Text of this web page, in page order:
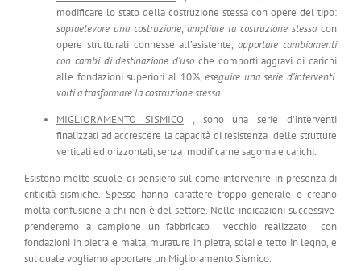
modificare lo stato della costruzione stessa con opere del tipo:
sopraelevare una costruzione, ampliare la costruzione stessa con
opere strutturali connesse all’esistente,apportare cambiamenti
con cambi di destinazione d’uso che comporti aggravi di carichi
alle fondazioni superiori al 10%,eseguire una serie d’interventi
volti a trasformare la costruzione stessa.
MIGLIORAMENTO SISMICO , sono una serie d’interventi
finalizzati ad accrescere la capacità di resistenza delle strutture
verticali ed orizzontali, senza modificarne sagoma e carichi.
Esistono molte scuole di pensiero sul come intervenire in presenza di
criticità sismiche. Spesso hanno carattere troppo generale e creano
molta confusione a chi non è del settore. Nelle indicazioni successive
prenderemo a campione un fabbricato vecchio realizzato con
fondazioni in pietra e malta, murature in pietra, solai e tetto in legno, e
sul quale vogliamo apportare un Miglioramento Sismico.